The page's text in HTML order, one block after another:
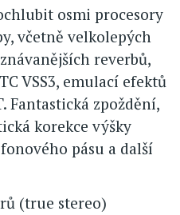
osmi procesory
včetně velkolepých
reverbů,
VSS3, emulací efektů
Fantastická zpoždění,
korekce výšky
pásu a další
(true stereo)